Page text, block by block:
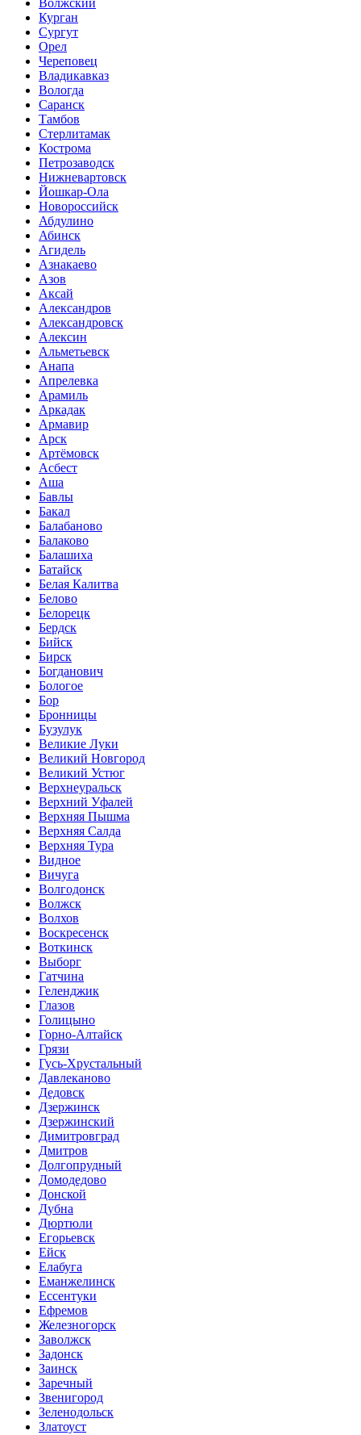
Курган
Сургут
Орел
Череповец
Владикавказ
Вологда
Саранск
Тамбов
Стерлитамак
Кострома
Петрозаводск
Нижневартовск
Йошкар-Ола
Новороссийск
Абдулино
Абинск
Агидель
Азнакаево
Азов
Аксай
Александров
Александровск
Алексин
Альметьевск
Анапа
Апрелевка
Арамиль
Аркадак
Армавир
Арск
Артёмовск
Асбест
Аша
Бавлы
Бакал
Балабаново
Балаково
Балашиха
Батайск
Белая Калитва
Белово
Белорецк
Бердск
Бийск
Бирск
Богданович
Бологое
Бор
Бронницы
Бузулук
Великие Луки
Великий Новгород
Великий Устюг
Верхнеуральск
Верхний Уфалей
Верхняя Пышма
Верхняя Салда
Верхняя Тура
Видное
Вичуга
Волгодонск
Волжск
Волхов
Воскресенск
Воткинск
Выборг
Гатчина
Геленджик
Глазов
Голицыно
Горно-Алтайск
Грязи
Гусь-Хрустальный
Давлеканово
Дедовск
Дзержинск
Дзержинский
Димитровград
Дмитров
Долгопрудный
Домодедово
Донской
Дубна
Дюртюли
Егорьевск
Ейск
Елабуга
Еманжелинск
Ессентуки
Ефремов
Железногорск
Заволжск
Задонск
Заинск
Заречный
Звенигород
Зеленодольск
Златоуст